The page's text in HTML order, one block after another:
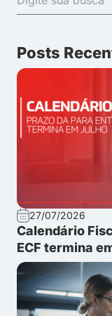
Posts
27/07/2026
Calendário
ECF termina